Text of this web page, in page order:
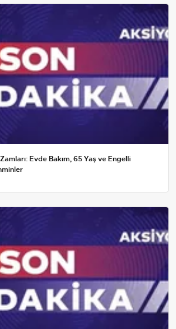
Evde Bakım, 65 Yaş ve Engelli